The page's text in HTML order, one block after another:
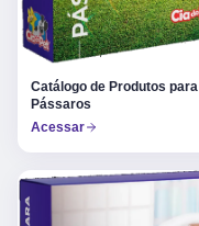
Catálogo de Produtos para
Pássaros
Acessar